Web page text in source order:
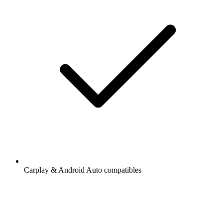
Carplay & Android Auto compatibles